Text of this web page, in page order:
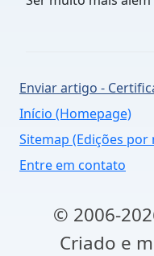
Enviar artigo -
Início (Homepage)
Sitemap (Edições por
Entre em contato
© 2006-
Criado e